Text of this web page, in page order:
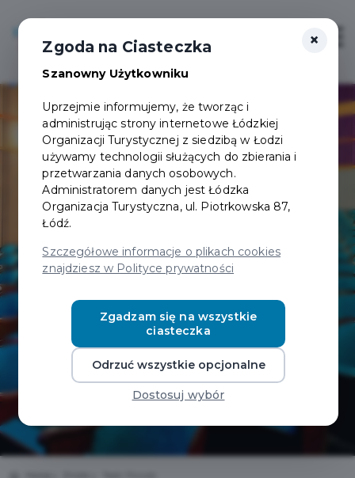
Login/Rejestracja ×
Zgoda na Ciasteczka
Szanowny Użytkowniku
Uprzejmie informujemy, że tworząc i
administrując strony internetowe Łódzkiej
Organizacji Turystycznej z siedzibą w Łodzi
używamy technologii służących do zbierania i
przetwarzania danych osobowych.
Administratorem danych jest Łódzka
Organizacja Turystyczna, ul. Piotrkowska 87,
Łódź.
Szczegółowe informacje o plikach cookies
znajdziesz w Polityce prywatności
Zgadzam się na wszystkie
ciasteczka
Odrzuć wszystkie opcjonalne
Dostosuj wybór